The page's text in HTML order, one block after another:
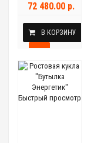
72 480.00 р.
В КОРЗИНУ
Быстрый просмотр